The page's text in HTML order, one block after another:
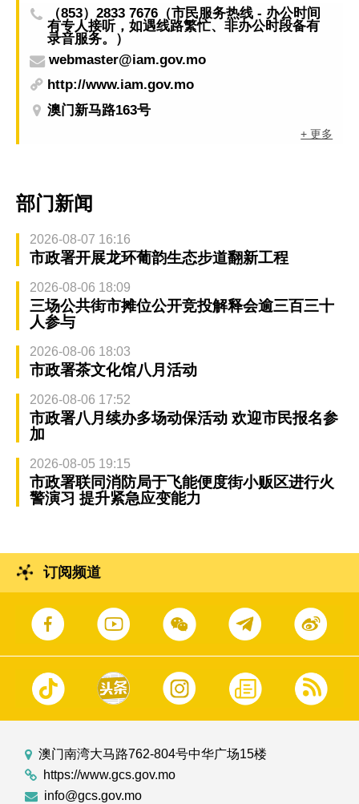
（853）2833 7676（市民服务热线 - 办公时间
有专人接听，如遇线路繁忙、非办公时段备有
录音服务。）
webmaster@iam.gov.mo
http://www.iam.gov.mo
澳门新马路163号
+ 更多
部门新闻
2026-08-07 16:16
市政署开展龙环葡韵生态步道翻新工程
2026-08-06 18:09
三场公共街市摊位公开竞投解释会逾三百三十
人参与
2026-08-06 18:03
市政署茶文化馆八月活动
2026-08-06 17:52
市政署八月续办多场动保活动 欢迎市民报名参
加
2026-08-05 19:15
市政署联同消防局于飞能便度街小贩区进行火
警演习 提升紧急应变能力
订阅频道
澳门南湾大马路762-804号中华广场15楼
https://www.gcs.gov.mo
info@gcs.gov.mo